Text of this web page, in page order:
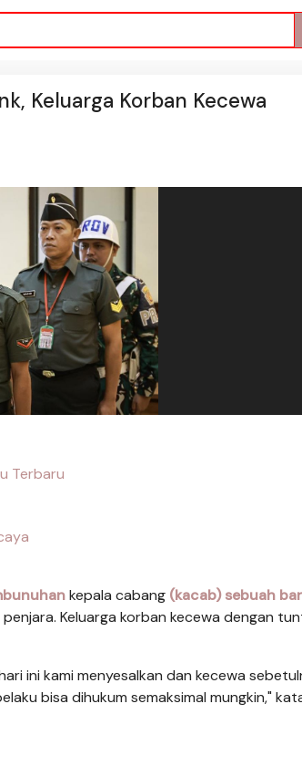
Keluarga Korban Kecewa
Terbaru
kepala cabang (kacab) sebuah
Keluarga korban kecewa dengan
ini kami menyesalkan dan kecewa
bisa dihukum semaksimal mungkin,"